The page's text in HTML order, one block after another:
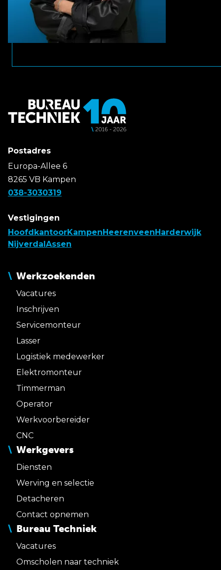
Postadres
Europa-Allee 6
8265 VB Kampen
038-3030319
Vestigingen
HoofdkantoorKampen Heerenveen Harderwijk
Nijverdal Assen
Werkzoekenden
Vacatures
Inschrijven
Servicemonteur
Lasser
Logistiek medewerker
Elektromonteur
Timmerman
Operator
Werkvoorbereider
CNC
Werkgevers
Diensten
Werving en selectie
Detacheren
Contact opnemen
Bureau Techniek
Vacatures
Omscholen naar techniek